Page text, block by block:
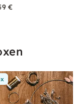
€